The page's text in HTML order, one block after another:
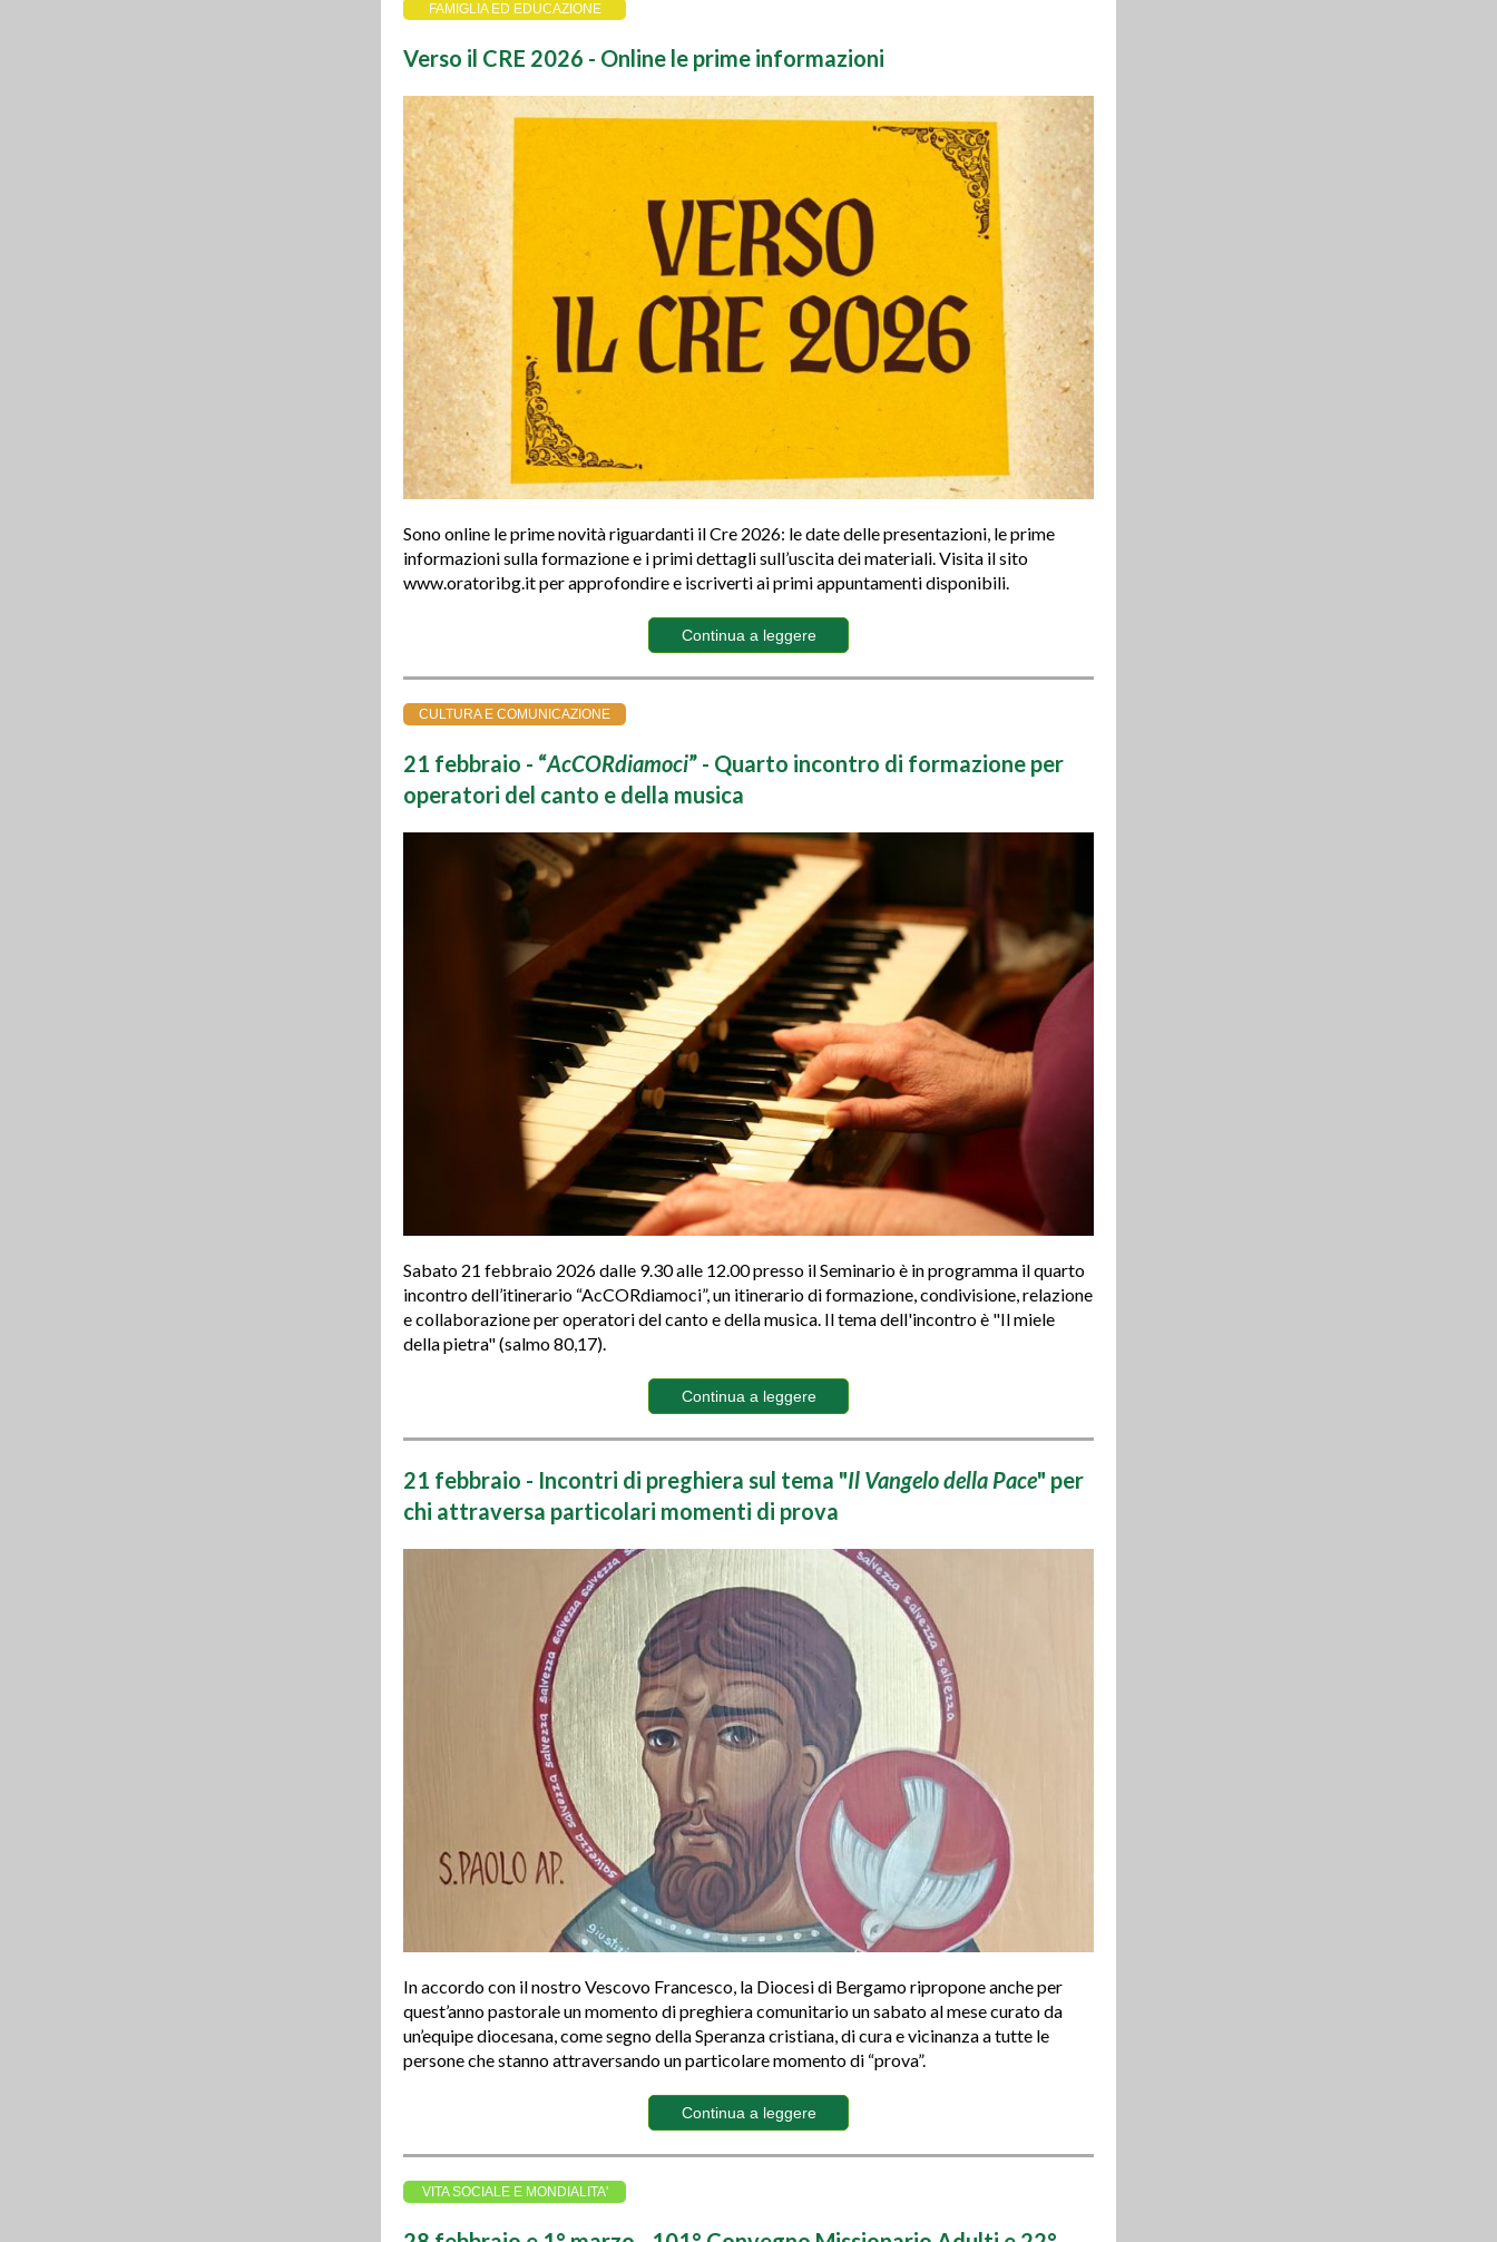
FAMIGLIA ED EDUCAZIONE
Verso il CRE 2026 - Online le prime informazioni
Sono online le prime novità riguardanti il Cre 2026: le date delle presentazioni, le prime
informazioni sulla formazione e i primi dettagli sull’uscita dei materiali. Visita il sito
www.oratoribg.it per approfondire e iscriverti ai primi appuntamenti disponibili.
Continua a leggere
CULTURA E COMUNICAZIONE
21 febbraio - “AcCORdiamoci” - Quarto incontro di formazione per
operatori del canto e della musica
Sabato 21 febbraio 2026 dalle 9.30 alle 12.00 presso il Seminario è in programma il quarto
incontro dell’itinerario “AcCORdiamoci”, un itinerario di formazione, condivisione, relazione
e collaborazione per operatori del canto e della musica. Il tema dell'incontro è "Il miele
della pietra" (salmo 80,17).
Continua a leggere
21 febbraio - Incontri di preghiera sul tema "Il Vangelo della Pace" per
chi attraversa particolari momenti di prova
In accordo con il nostro Vescovo Francesco, la Diocesi di Bergamo ripropone anche per
quest’anno pastorale un momento di preghiera comunitario un sabato al mese curato da
un’equipe diocesana, come segno della Speranza cristiana, di cura e vicinanza a tutte le
persone che stanno attraversando un particolare momento di “prova”.
Continua a leggere
VITA SOCIALE E MONDIALITA'